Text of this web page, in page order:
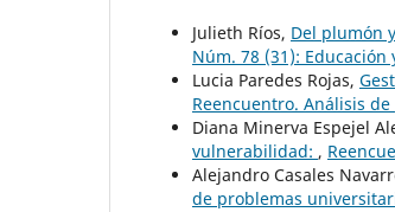
Julieth Ríos, Del plumón
Núm. 78 (31): Educación
Lucia Paredes Rojas,
Reencuentro. Análisis
Diana Minerva Espejel
vulnerabilidad: ,
Alejandro Casales
de problemas